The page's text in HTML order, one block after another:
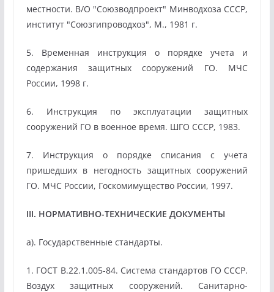
местности. В/О "Союзводпроект" Минводхоза СССР,
институт "Союзгипроводхоз", М., 1981 г.
5. Временная инструкция о порядке учета и
содержания защитных сооружений ГО. МЧС
России, 1998 г.
6. Инструкция по эксплуатации защитных
сооружений ГО в военное время. ШГО СССР, 1983.
7. Инструкция о порядке списания с учета
пришедших в негодность защитных сооружений
ГО. МЧС России, Госкомимущество России, 1997.
III. НОРМАТИВНО-ТЕХНИЧЕСКИЕ ДОКУМЕНТЫ
а). Государственные стандарты.
1. ГОСТ В.22.1.005-84. Система стандартов ГО СССР.
Воздух защитных сооружений. Санитарно-